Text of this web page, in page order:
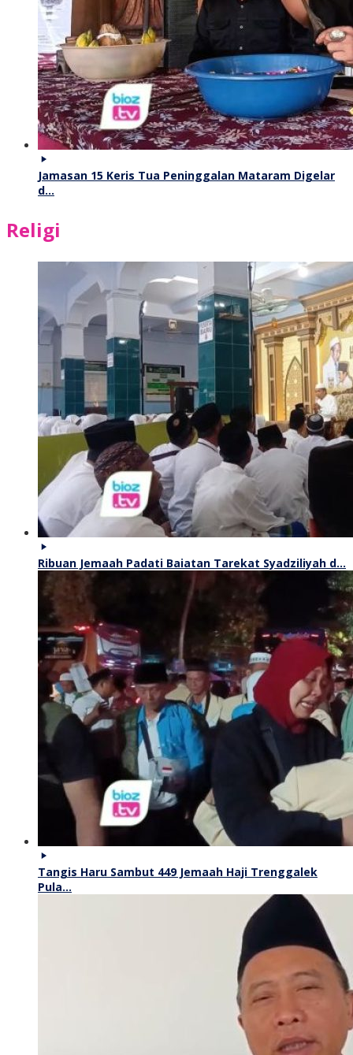
Jamasan 15 Keris Tua Peninggalan Mataram Digelar
d…
Religi
Ribuan Jemaah Padati Baiatan Tarekat Syadziliyah d…
Tangis Haru Sambut 449 Jemaah Haji Trenggalek
Pula…